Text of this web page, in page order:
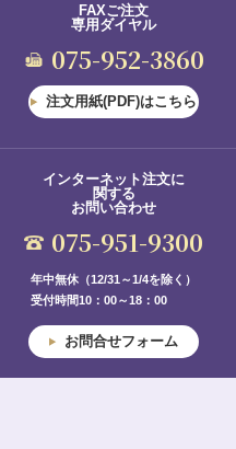
FAXご注文
専用ダイヤル
075-952-3860
注文用紙(PDF)はこちら
インターネット注文に
関する
お問い合わせ
075-951-9300
年中無休（12/31～1/4を除く）
受付時間10：00～18：00
お問合せフォーム